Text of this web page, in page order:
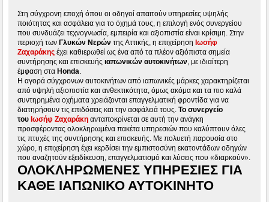
Στη σύγχρονη εποχή όπου οι οδηγοί απαιτούν υπηρεσίες υψηλής
ποιότητας και ασφάλεια για το όχημά τους, η επιλογή ενός συνεργείου
που συνδυάζει τεχνογνωσία, εμπειρία και αξιοπιστία είναι κρίσιμη. Στην
περιοχή τωνΓλυκών Νερών της Αττικής, η επιχείρησηΙωσήφ
Ζαχαράκης έχει καθιερωθεί ως ένα από τα πλέον αξιόπιστα σημεία
συντήρησης και επισκευήςιαπωνικών αυτοκινήτων, με ιδιαίτερη
έμφαση σταHonda.
Η αγορά σύγχρονων αυτοκινήτων από ιαπωνικές μάρκες χαρακτηρίζεται
από υψηλή αξιοπιστία και ανθεκτικότητα, όμως ακόμα και τα πιο καλά
συντηρημένα οχήματα χρειάζονται επαγγελματική φροντίδα για να
διατηρήσουν τις επιδόσεις και την ασφάλειά τους.Το συνεργείο
τουΙωσήφ Ζαχαράκη ανταποκρίνεται σε αυτή την ανάγκη
προσφέροντας ολοκληρωμένα πακέτα υπηρεσιών που καλύπτουν όλες
τις πτυχές της συντήρησης και επισκευής. Με πολυετή παρουσία στο
χώρο, η επιχείρηση έχει κερδίσει την εμπιστοσύνη εκατοντάδων οδηγών
που αναζητούν εξειδίκευση, επαγγελματισμό και λύσεις που «διαρκούν».
ΟΛΟΚΛΗΡΩΜΈΝΕΣ ΥΠΗΡΕΣΊΕΣ ΓΙΑ
ΚΆΘΕ ΙΑΠΩΝΙΚΌ ΑΥΤΟΚΊΝΗΤΟ